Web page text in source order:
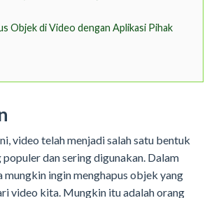
Objek di Video dengan Aplikasi Pihak
video telah menjadi salah satu bentuk
dan sering digunakan. Dalam
mungkin ingin menghapus objek yang
video kita. Mungkin itu adalah orang